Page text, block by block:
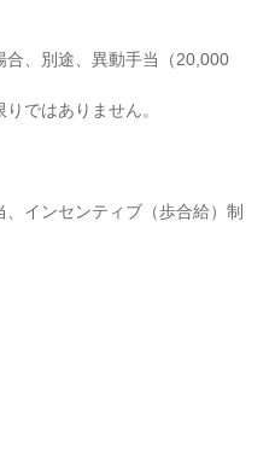
、別途、異動手当（20,000
ではありません。
インセンティブ（歩合給）制